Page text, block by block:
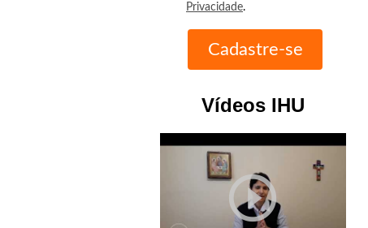
Privacidade.
Vídeos IHU
play_circle_outline